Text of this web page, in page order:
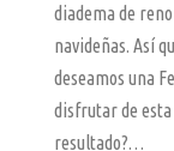
diadema de
navideñas. Así
deseamos una
disfrutar de esta
resultado?…